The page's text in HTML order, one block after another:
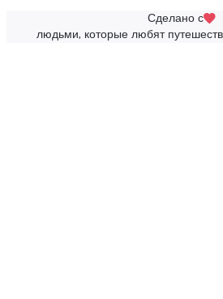
Сделано с
людьми, которые любят